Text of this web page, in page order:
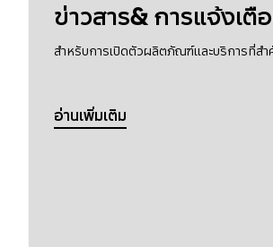
ข่าวสาร& การแจ้งเตื
สำหรับการเปิดตัวผลิตภัณฑ์และบริการที่ส
อ่านเพิ่มเติม